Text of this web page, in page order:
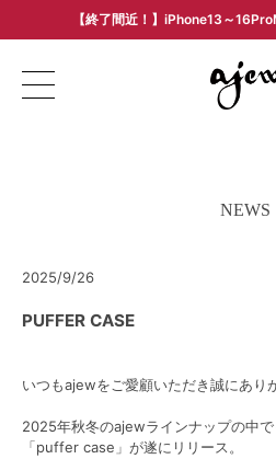
【終了間近！】iPhone13～
ARCHIVE SALE - 過去モデ
NEWS
2025/9/26
PUFFER CASE
いつもajewをご愛顧いただき誠にあり
2025年秋冬のajewラインナップの中
「puffer case」が遂にリリース。